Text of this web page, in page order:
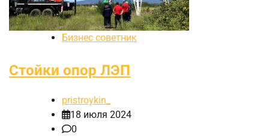
Бизнес советник
Стойки опор ЛЭП
pristroykin_
18 июля 2024
0